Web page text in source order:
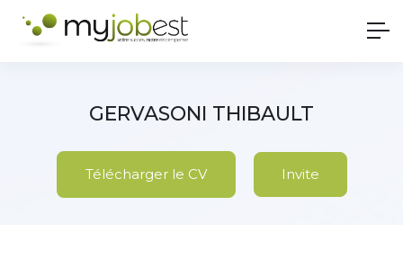
GERVASONI THIBAULT
Télécharger le CV Invite